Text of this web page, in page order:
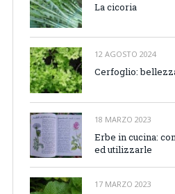
La cicoria
12 AGOSTO 2024
Cerfoglio:
18 MARZO 2023
Erbe in cucina:
ed utilizzarle
17 MARZO 2023